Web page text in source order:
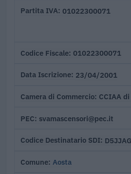
Partita IVA 01022300071
Codice Fiscale 01022300071
Data Iscrizione 23/04/2001
Camera di Commercio CCIAA
PEC svamascensori@pec.it
Codice Destinatario SDI
Comune Aosta